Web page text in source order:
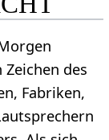
des
Fabriken,